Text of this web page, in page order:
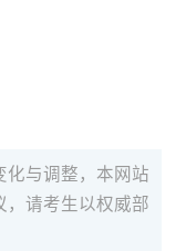
化与调整，本网站
，请考生以权威部